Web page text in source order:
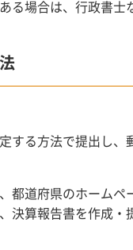
る場合は、行政書士
する方法で提出し、
都道府県のホームペ
決算報告書を作成・